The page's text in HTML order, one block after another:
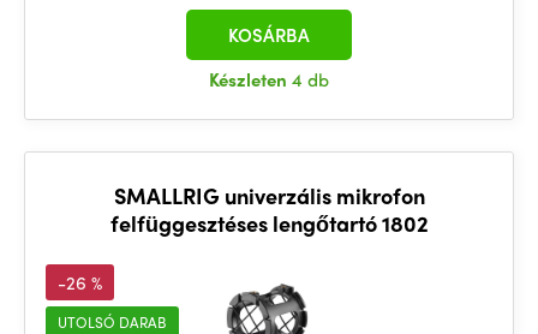
Készleten 4 db
KOSÁRBA
SMALLRIG univerzális mikrofon
felfüggesztéses lengőtartó 1802
-26 %
UTOLSÓ DARAB